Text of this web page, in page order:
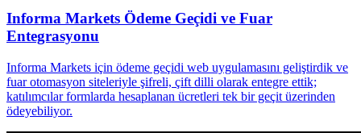
Informa Markets Ödeme Geçidi ve Fuar
Entegrasyonu
Informa Markets için ödeme geçidi web uygulamasını geliştirdik ve
fuar otomasyon siteleriyle şifreli, çift dilli olarak entegre ettik;
katılımcılar formlarda hesaplanan ücretleri tek bir geçit üzerinden
ödeyebiliyor.